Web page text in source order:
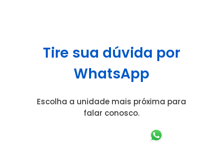
Tire sua dúvida por
WhatsApp
Escolha a unidade mais próxima para
falar conosco.